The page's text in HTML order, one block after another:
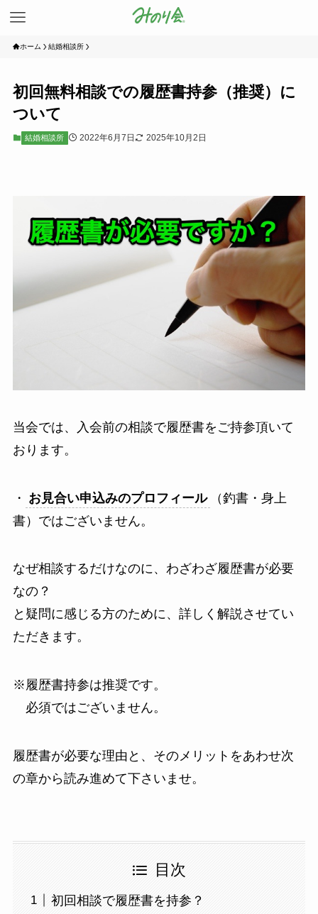
ホーム 結婚相談所
初回無料相談での履歴書持参（推奨）に
ついて
結婚相談所 2022年6月7日 2025年10月2日
当会では、入会前の相談で履歴書をご持参頂いて
おります。
・ お見合い申込みのプロフィール
（釣書・身上
書）ではございません。
なぜ相談するだけなのに、わざわざ履歴書が必要
なの？
と疑問に感じる方のために、詳しく解説させてい
ただきます。
※履歴書持参は推奨です。
必須ではございません。
履歴書が必要な理由と、そのメリットをあわせ次
の章から読み進めて下さいませ。
目次
初回相談で履歴書を持参？